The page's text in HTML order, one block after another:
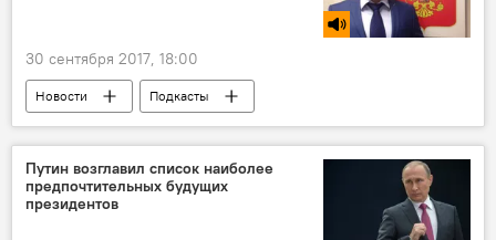
30 сентября 2017, 18:00
Новости
Подкасты
Сказано в эфире
Кишинев
Россия
Илья Меркурьев
"EXPO-RUSSIA MOLDOVA 2017"
Путин возглавил список наиболее
предпочтительных будущих
президентов